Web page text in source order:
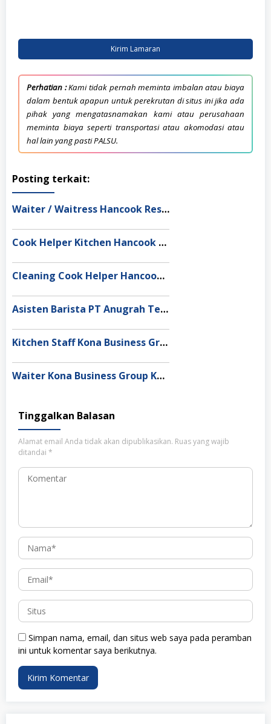
Kirim Lamaran
Perhatian :Kami tidak pernah meminta imbalan atau biaya
dalam bentuk apapun untuk perekrutan di situs ini jika ada
pihak yang mengatasnamakan kami atau perusahaan
meminta biaya seperti transportasi atau akomodasi atau
hal lain yang pasti PALSU.
Posting terkait:
Waiter / Waitress Hancook Restaurant Bandung
Cook Helper Kitchen Hancook Restaurant Bandung
Cleaning Cook Helper Hancook Restaurant Bandung
Asisten Barista PT Anugrah Tetap Cemerlang
Kitchen Staff Kona Business Group Kabupaten Tangerang
Waiter Kona Business Group Kabupaten Tangerang
Tinggalkan Balasan
Alamat email Anda tidak akan dipublikasikan. Ruas yang wajib
ditandai *
Simpan nama, email, dan situs web saya pada peramban
ini untuk komentar saya berikutnya.